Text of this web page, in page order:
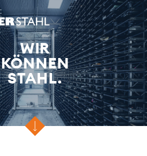
WIR
KÖNNEN
STAHL.